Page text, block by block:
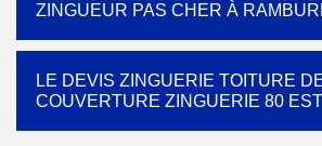
ZINGUEUR PAS CHER À
LE DEVIS ZINGUERIE TOITURE
COUVERTURE ZINGUERIE 80